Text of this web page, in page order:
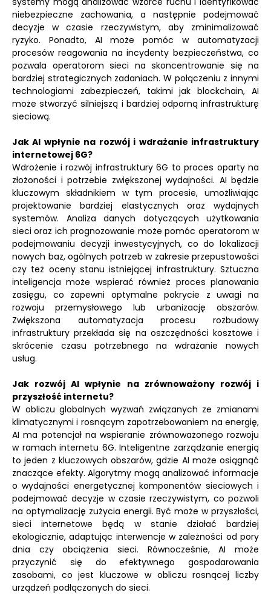
niebezpieczne zachowania, a następnie podejmować
decyzje w czasie rzeczywistym, aby zminimalizować
ryzyko. Ponadto, AI może pomóc w automatyzacji
procesów reagowania na incydenty bezpieczeństwa, co
pozwala operatorom sieci na skoncentrowanie się na
bardziej strategicznych zadaniach. W połączeniu z innymi
technologiami zabezpieczeń, takimi jak blockchain, AI
może stworzyć silniejszą i bardziej odporną infrastrukturę
sieciową.
Jak AI wpłynie na rozwój i wdrażanie infrastruktury
internetowej 6G?
Wdrożenie i rozwój infrastruktury 6G to proces oparty na
złożoności i potrzebie zwiększonej wydajności. AI będzie
kluczowym składnikiem w tym procesie, umożliwiając
projektowanie bardziej elastycznych oraz wydajnych
systemów. Analiza danych dotyczących użytkowania
sieci oraz ich prognozowanie może pomóc operatorom w
podejmowaniu decyzji inwestycyjnych, co do lokalizacji
nowych baz, ogólnych potrzeb w zakresie przepustowości
czy też oceny stanu istniejącej infrastruktury. Sztuczna
inteligencja może wspierać również proces planowania
zasięgu, co zapewni optymalne pokrycie z uwagi na
rozwoju przemysłowego lub urbanizację obszarów.
Zwiększona automatyzacja procesu rozbudowy
infrastruktury przekłada się na oszczędności kosztowe i
skrócenie czasu potrzebnego na wdrażanie nowych
usług.
Jak rozwój AI wpłynie na zrównoważony rozwój i
przyszłość internetu?
W obliczu globalnych wyzwań związanych ze zmianami
klimatycznymi i rosnącym zapotrzebowaniem na energię,
AI ma potencjał na wspieranie zrównoważonego rozwoju
w ramach internetu 6G. Inteligentne zarządzanie energią
to jeden z kluczowych obszarów, gdzie AI może osiągnąć
znaczące efekty. Algorytmy mogą analizować informacje
o wydajności energetycznej komponentów sieciowych i
podejmować decyzje w czasie rzeczywistym, co pozwoli
na optymalizację zużycia energii. Być może w przyszłości,
sieci internetowe będą w stanie działać bardziej
ekologicznie, adaptując interwencje w zależności od pory
dnia czy obciążenia sieci. Równocześnie, AI może
przyczynić się do efektywnego gospodarowania
zasobami, co jest kluczowe w obliczu rosnącej liczby
urządzeń podłączonych do sieci.